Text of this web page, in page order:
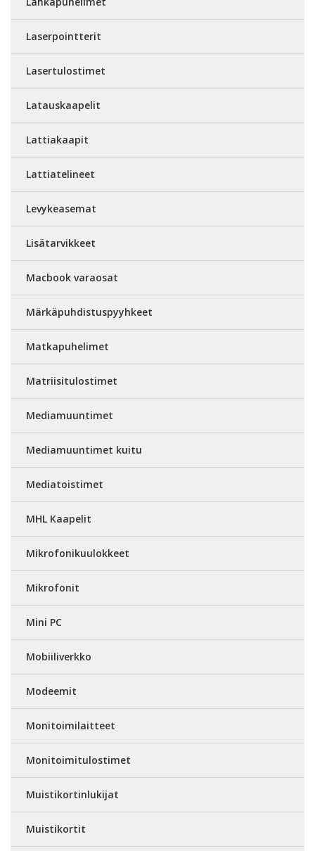
Laserpointterit
Lasertulostimet
Latauskaapelit
Lattiakaapit
Lattiatelineet
Levykeasemat
Lisätarvikkeet
Macbook varaosat
Märkäpuhdistuspyyhkeet
Matkapuhelimet
Matriisitulostimet
Mediamuuntimet
Mediamuuntimet kuitu
Mediatoistimet
MHL Kaapelit
Mikrofonikuulokkeet
Mikrofonit
Mini PC
Mobiiliverkko
Modeemit
Monitoimilaitteet
Monitoimitulostimet
Muistikortinlukijat
Muistikortit